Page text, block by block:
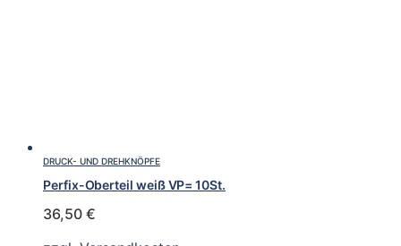
DRUCK- UND DREHKNÖPFE
Perfix-Oberteil weiß VP= 10St.
36,50 €